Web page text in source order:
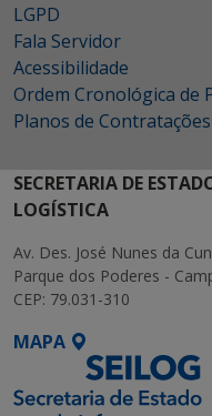
LGPD
Fala Servidor
Acessibilidade
Ordem Cronológica de
Planos de
SECRETARIA DE
LOGÍSTICA
Av. Des. José Nunes da
Parque dos Poderes -
CEP: 79.031-310
MAPA